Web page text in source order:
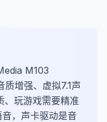
M103
增强、虚拟7.1声
、玩游戏需要精准
，声卡驱动是音